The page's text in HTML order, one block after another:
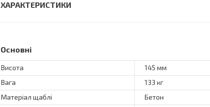
ХАРАКТЕРИСТИКИ
Основні
Висота
145 мм
Вага
133 кг
Матеріал щаблі
Бетон